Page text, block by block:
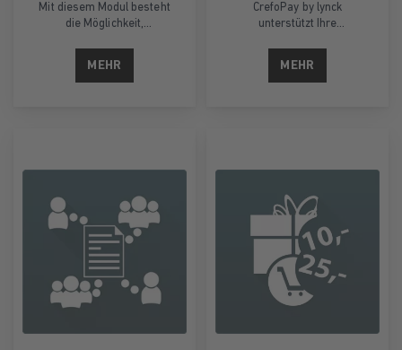
Mit diesem Modul besteht
die Möglichkeit,
zu lassen.
MEHR
individuellem Risk- &
Fraud Management für
Oxid 6
CrefoPay by lynck
unterstützt Ihre
Leistungen stammen aus
MEHR